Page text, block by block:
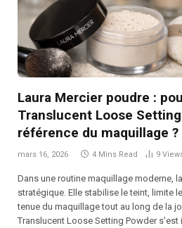
Laura Mercier poudre :
Translucent Loose
référence du maquillage ?
mars 16, 2026 4 Mins Read 9
Dans une routine maquillage moderne,
stratégique. Elle stabilise le teint, limite
tenue du maquillage tout au long de la
Translucent Loose Setting Powder